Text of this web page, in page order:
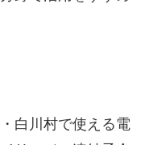
白川村で使える電